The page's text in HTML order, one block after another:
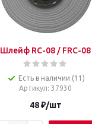
Шлейф RC-08 / FRC-08
Есть в наличии (11)
Артикул: 37930
48₽/шт